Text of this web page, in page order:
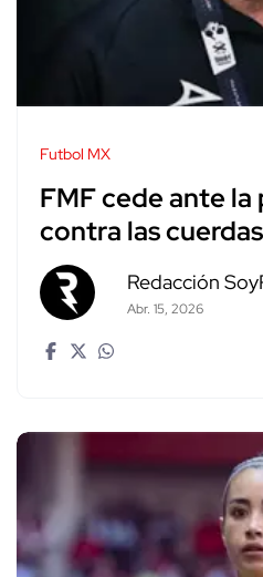
Futbol MX
FMF cede ante la
contra las
Redacción
Abr. 15, 2026